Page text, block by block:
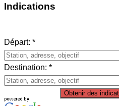
Indications
Départ: *
Destination: *
Obtenir des